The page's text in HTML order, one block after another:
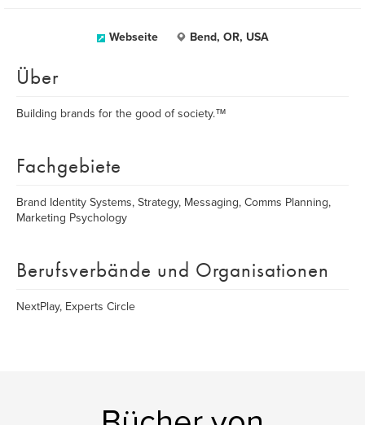
Webseite Bend, OR, USA
Über
Building brands for the good of society.™
Fachgebiete
Brand Identity Systems, Strategy, Messaging, Comms Planning,
Marketing Psychology
Berufsverbände und Organisationen
NextPlay, Experts Circle